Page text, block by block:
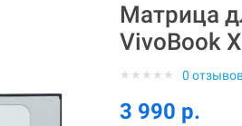
Матрица
VivoBook
★ ★ ★ ★ ★ 0
3 990 р.